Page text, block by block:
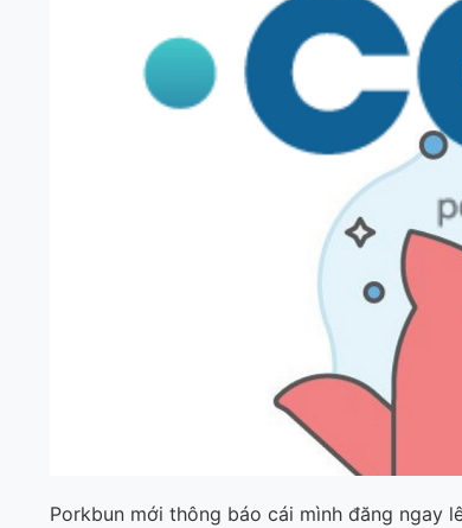
Porkbun mới thông báo cái mình đăng ngay